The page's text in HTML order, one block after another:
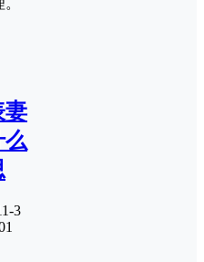
妻
么
3